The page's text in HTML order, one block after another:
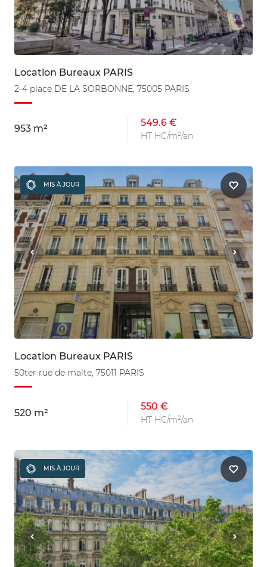
Location Bureaux PARIS
2-4 place DE LA SORBONNE, 75005 PARIS
953 m²
549.6 €
HT HC/m²/an
MIS À JOUR
Location Bureaux PARIS
50ter rue de malte, 75011 PARIS
520 m²
550 €
HT HC/m²/an
MIS À JOUR